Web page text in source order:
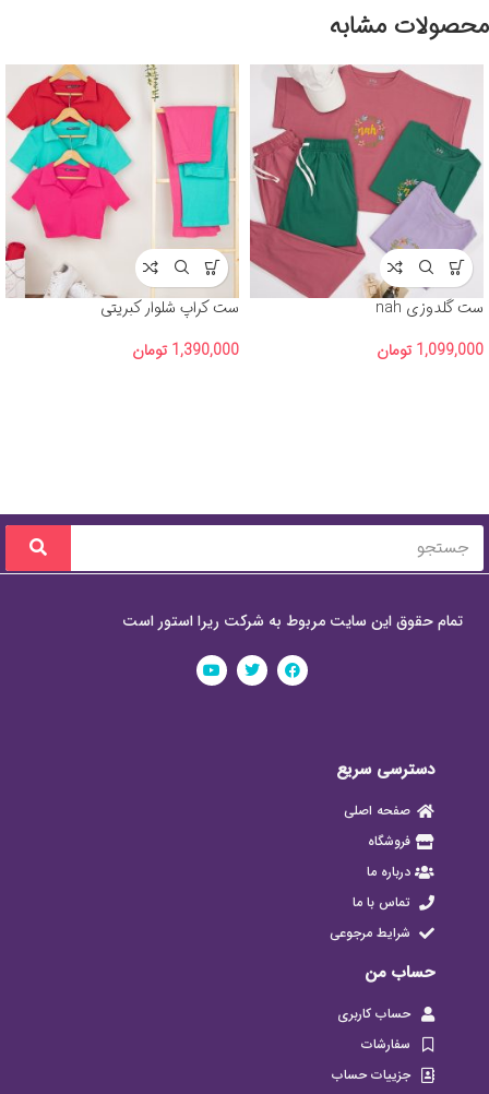
محصولات مشابه
ست گلدوزی nah
1,099,000 تومان
ست کراپ شلوار کبریتی
1,390,000 تومان
تمام حقوق این سایت مربوط به شرکت ریرا استور است
دسترسی سریع
صفحه اصلی
فروشگاه
درباره ما
تماس با ما
شرایط مرجوعی
حساب من
حساب کاربری
سفارشات
جزییات حساب